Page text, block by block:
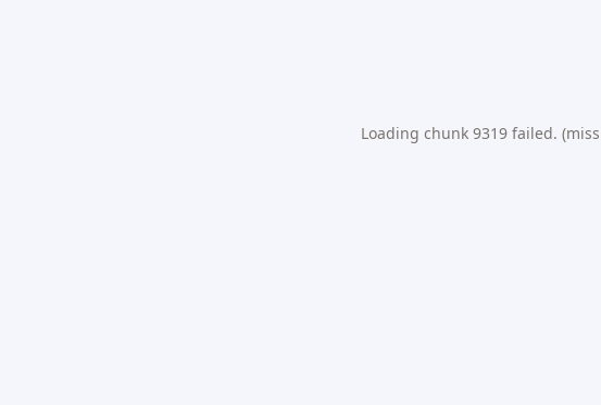
Loading chunk 9319 failed.